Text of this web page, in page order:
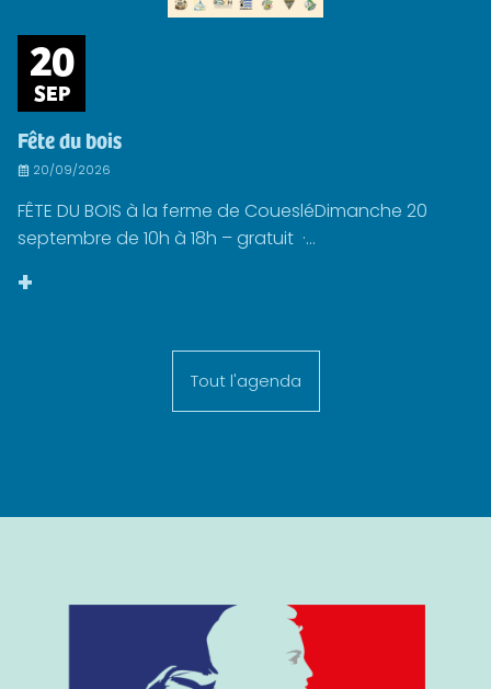
20
SEP
Fête du bois
20/09/2026
FÊTE DU BOIS à la ferme de CouesléDimanche 20
septembre de 10h à 18h – gratuit ·...
+
Tout l'agenda